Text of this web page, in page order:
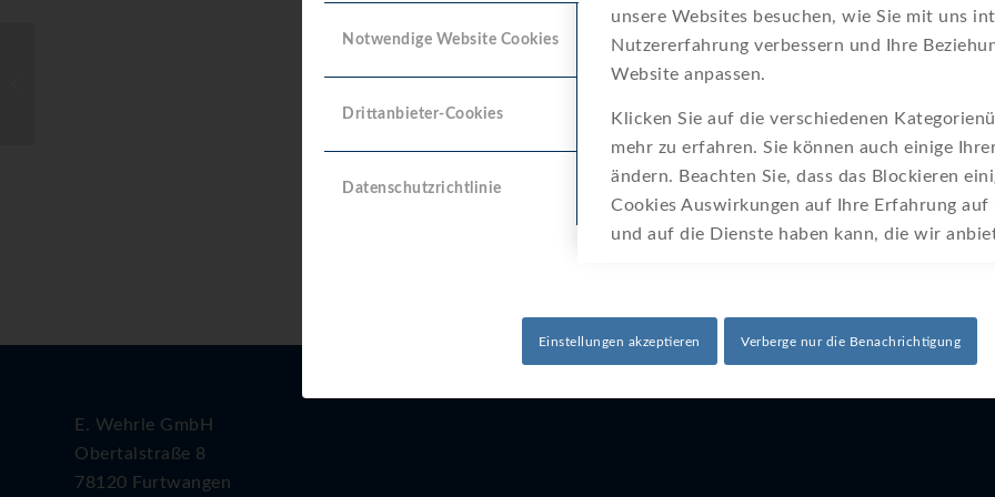
Notwendige Website Cookies
Drittanbieter-Cookies
Datenschutzrichtlinie
unsere Websites besuchen, wie Sie mit uns
Nutzererfahrung verbessern und Ihre
Website anpassen.
Klicken Sie auf die verschiedenen
mehr zu erfahren. Sie können auch einige
ändern. Beachten Sie, dass das Blockieren
Cookies Auswirkungen auf Ihre Erfahrung auf
und auf die Dienste haben kann, die wir
Einstellungen akzeptieren Verberge nur die Benachrichtigung
Erstellungsdatum 9. Juli 2024
aktualisiert
20. März 2025
E. Wehrle GmbH
Obertalstraße 8
78120 Furtwangen